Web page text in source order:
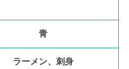
青
ラーメン、刺身